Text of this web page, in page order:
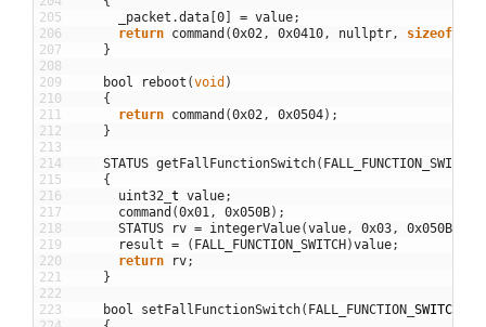
205
206
207
208
209
210
211
212
213
214
215
216
217
218
219
220
221
222
223
_packet .data 0 = value;
return command (0x02, 0x0410, nullptr, sizeof
}
bool reboot (void )
{
return command (0x02, 0x0504) ;
}
STATUS getFallFunctionSwitch( FALL_FUNCTION_SWITCH
{
uint32 t value;
command (0x01, 0x050B) ;
STATUS
rv = integerValue(value, 0x03, 0x050B
result = ( FALL_FUNCTION_SWITCH )value;
return
rv;
}
bool setFallFunctionSwitch( FALL_FUNCTION SWITCH